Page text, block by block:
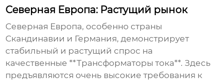
Северная Европа: Растущий рынок
Северная Европа, особенно страны
Скандинавии и Германия, демонстрирует
стабильный и растущий спрос на
качественные **Трансформаторы тока**. Здесь
предъявляются очень высокие требования к